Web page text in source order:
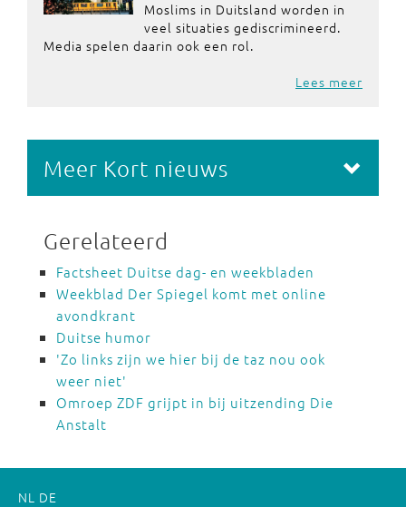
Moslims in Duitsland worden in
veel situaties gediscrimineerd.
Media spelen daarin ook een rol.
Lees meer
Meer Kort nieuws
Gerelateerd
Factsheet Duitse dag- en weekbladen
Weekblad Der Spiegel komt met online
avondkrant
Duitse humor
'Zo links zijn we hier bij de taz nou ook
weer niet'
Omroep ZDF grijpt in bij uitzending Die
Anstalt
NL DE